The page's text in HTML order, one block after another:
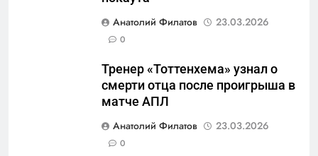
Анатолий Филатов
23.03.2026
0
Тренер «Тоттенхема» узнал о
смерти отца после проигрыша в
матче АПЛ
Анатолий Филатов
23.03.2026
0
«Ростех» разъедают изнутри:
Серовский оборонный завод
САНКТ-ПЕТЕРБУРГ И ОБЛАСТЬ